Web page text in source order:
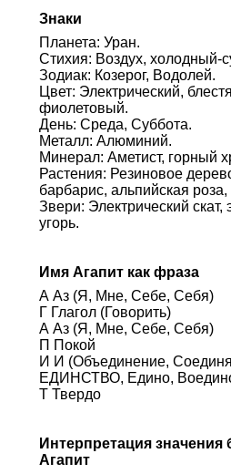
Знаки
Планета: Уран.
Стихия: Воздух, холодный-
Зодиак: Козерог, Водолей.
Цвет: Электрический,
фиолетовый.
День: Среда, Суббота.
Металл: Алюминий.
Минерал: Аметист, горный
Растения: Резиновое
барбарис, альпийская
Звери: Электрический скат,
угорь.
Имя Агапит как фраза
А Аз (Я, Мне, Себе, Себя)
Г Глагол (Говорить)
А Аз (Я, Мне, Себе, Себя)
П Покой
И И (Объединение,
ЕДИНСТВО, Едино,
Т Твердо
Интерпретация значения
Агапит